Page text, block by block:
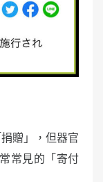
贈」，但器官
常見的「寄付